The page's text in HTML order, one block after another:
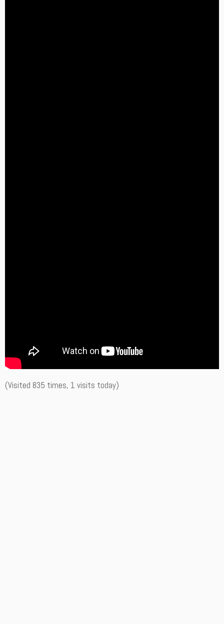
(Visited 835 times, 1 visits today)